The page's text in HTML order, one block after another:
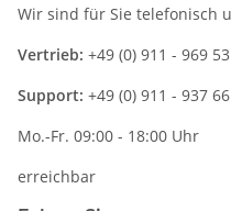
Wir sind für Sie telefonisch
Vertrieb: +49 (0) 911 - 969
Support: +49 (0) 911 - 937
Mo.-Fr. 09:00 - 18:00 Uhr
erreichbar